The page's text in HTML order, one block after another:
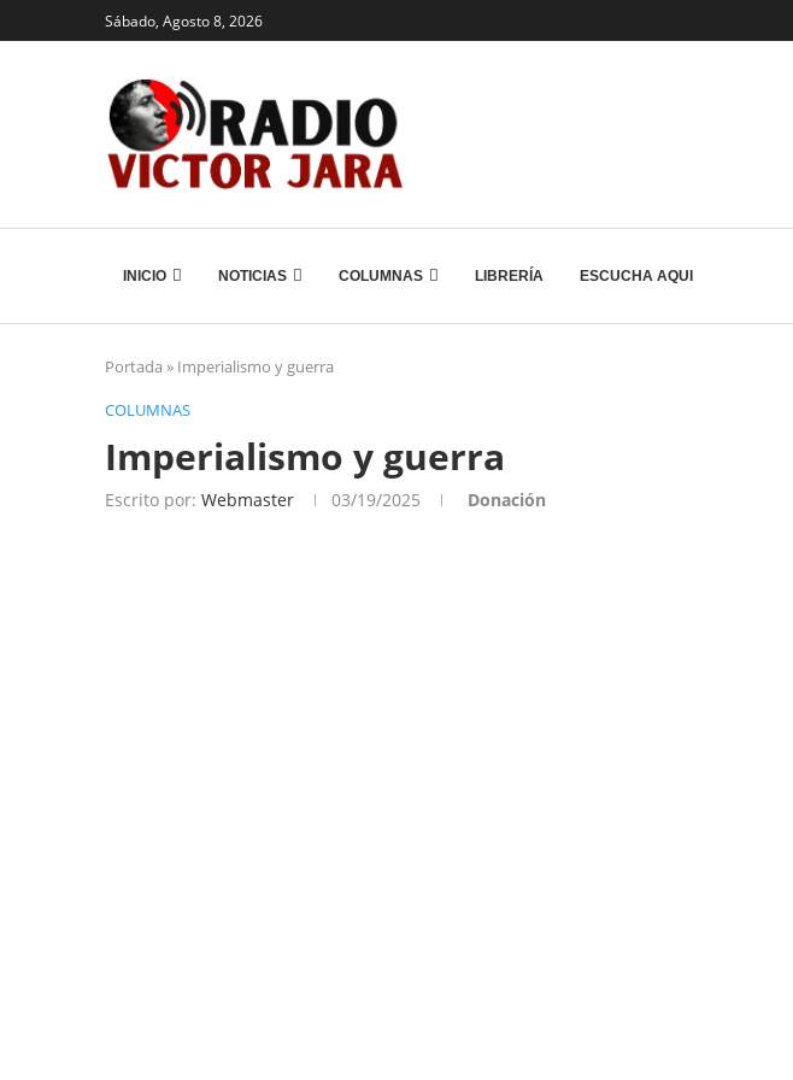
Sábado, Agosto 8, 2026
INICIO NOTICIAS COLUMNAS LIBRERÍA ESCUCHA AQUI
Portada » Imperialismo y guerra
COLUMNAS
Imperialismo y guerra
Escrito por: Webmaster 03/19/2025 Donación